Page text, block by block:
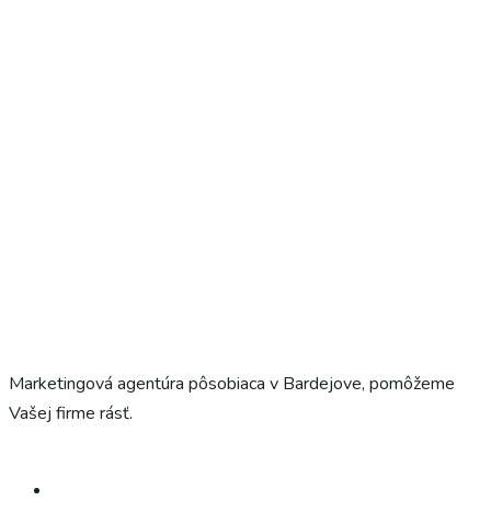
Marketingová agentúra pôsobiaca v Bardejove, pomôžeme
Vašej firme rásť.